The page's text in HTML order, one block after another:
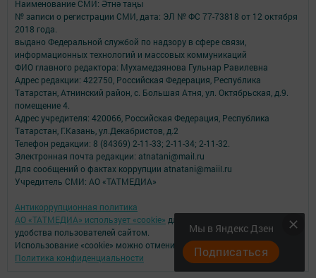
Мы в Яндекс Дзен
Подписаться
Наименование СМИ: Әтнә таңы
№ записи о регистрации СМИ, дата: ЭЛ № ФС 77-73818 от 12 октября
2018 года.
выдано Федеральной службой по надзору в сфере связи,
информационных технологий и массовых коммуникаций
ФИО главного редактора: Мухамедзянова Гульнар Равилевна
Адрес редакции: 422750, Российская Федерация, Республика
Татарстан, Атнинский район, с. Большая Атня, ул. Октябрьская, д.9.
помещение 4.
Адрес учредителя: 420066, Российская Федерация, Республика
Татарстан, Г.Казань, ул.Декабристов, д.2
Телефон редакции: 8 (84369) 2-11-33; 2-11-34; 2-11-32.
Электронная почта редакции: atnatani@mail.ru
Для сообщений о фактах коррупции atnatani@maiil.ru
Учредитель СМИ: АО «ТАТМЕДИА»
Антикоррупционная политика
АО «ТАТМЕДИА» использует «cookie» для персонализации сервисов и
удобства пользователей сайтом.
Использование «cookie» можно отменить в настройках браузера.
Политика конфиденциальности